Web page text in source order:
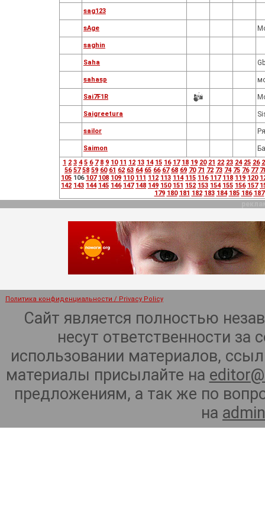
sag123
sAge
saghin
Saha
sahasp
Sai7F1R
Saigreetura
sailor
Saimon
1 2 3 4 5 6 7 8 9 10 11 12 13 14 15 16 17 18 19 20 21 22 23 24 25 26
56 57 58 59 60 61 62 63 64 65 66 67 68 69 70 71 72 73 74 75 76 77
105 106 107 108 109 110 111 112 113 114 115 116 117 118 119 120
142 143 144 145 146 147 148 149 150 151 152 153 154 155 156 157
179 180 181 182 183 184 185 186 187
Политика конфиденциальности / Privacy Policy
Сайт является полностью
несут ответственности
использовании материалов,
материалы присылайте на
предложениям, а так же по
на